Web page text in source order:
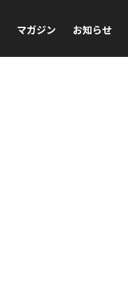
マガジン お知らせ